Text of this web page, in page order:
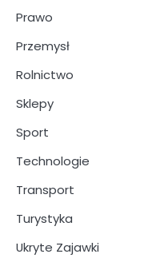
Prawo
Przemysł
Rolnictwo
Sklepy
Sport
Technologie
Transport
Turystyka
Ukryte Zajawki